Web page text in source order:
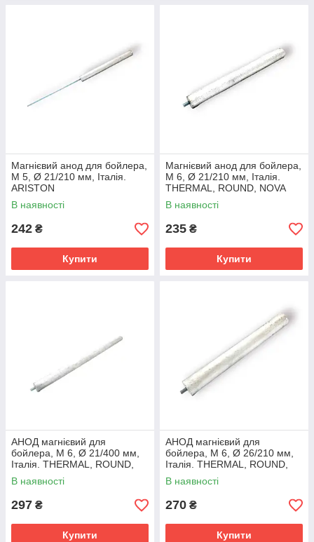
Магнієвий анод для бойлера,
М 5, Ø 21/210 мм, Італія.
ARISTON
В наявності
242 ₴
Купити
Магнієвий анод для бойлера,
М 6, Ø 21/210 мм, Італія.
THERMAL, ROUND, NOVA
TEC, POLARIS, ATLANTIC,
GORENJE
В наявності
235 ₴
Купити
АНОД магнієвий для
бойлера, М 6, Ø 21/400 мм,
Італія. THERMAL, ROUND,
NOVA TEC, POLARIS,
ATLANTIC, GORENJE
В наявності
297 ₴
Купити
АНОД магнієвий для
бойлера, М 6, Ø 26/210 мм,
Італія. THERMAL, ROUND,
NOVA TEC, POLARIS,
ATLANTIC, GORENJE
В наявності
270 ₴
Купити